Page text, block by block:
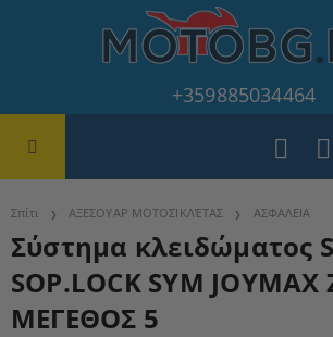
+359885034464
Σπίτι ΑΞΕΣΟΥΑΡ ΜΟΤΟΣΙΚΛΈΤΑΣ ΑΣΦΑΛΕΙΑ
Σύστημα κλειδώματος
SOP.LOCK SYM JOYMAX
ΜΕΓΕΘΟΣ 5